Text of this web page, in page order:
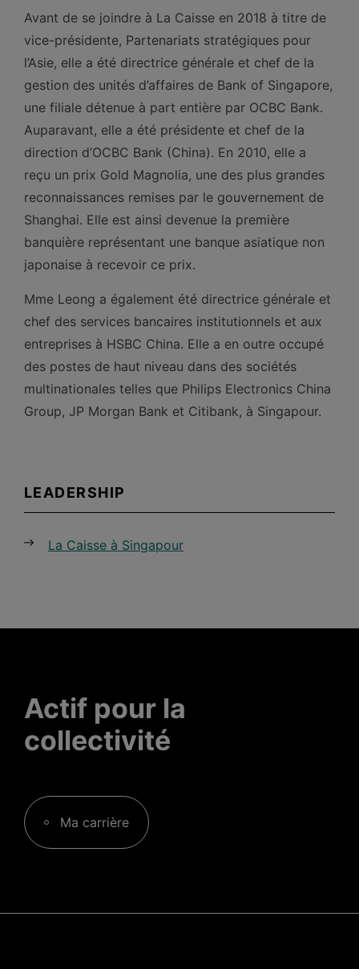
LEADERSHIP
La Caisse à Singapour
Avant de se joindre à La Caisse en 2018 à titre de
vice-présidente, Partenariats stratégiques pour
l’Asie, elle a été directrice générale et chef de la
gestion des unités d’affaires de Bank of Singapore,
une filiale détenue à part entière par OCBC Bank.
Auparavant, elle a été présidente et chef de la
direction d’OCBC Bank (China). En 2010, elle a
reçu un prix Gold Magnolia, une des plus grandes
reconnaissances remises par le gouvernement de
Shanghai. Elle est ainsi devenue la première
banquière représentant une banque asiatique non
japonaise à recevoir ce prix.
Mme Leong a également été directrice générale et
chef des services bancaires institutionnels et aux
entreprises à HSBC China. Elle a en outre occupé
des postes de haut niveau dans des sociétés
multinationales telles que Philips Electronics China
Group, JP Morgan Bank et Citibank, à Singapour.
Actif pour la
collectivité
Ma carrière